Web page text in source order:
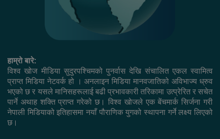
हाम्रो बारे:
विश्व खोज मीडिया सुदुरपश्चिमको पुनर्वास देखि संचालित एकल स्वामित्व
प्राप्त मिडिया नेटवर्क हो । अनलाइन मिडिया मानवजातिको अविभाज्य ध्रुव
भएको छ र यसले मानिसहरूलाई बढी प्रभावकारी तरिकामा उत्प्रेरित र सचेत
पार्ने अथाह शक्ति प्राप्त गरेको छ। विश्व खोजले एक बेंचमार्क सिर्जना गरी
नेपाली मिडियाको इतिहासमा नयाँ पौराणिक युगको स्थापना गर्ने लक्ष्य लिएको
छ।